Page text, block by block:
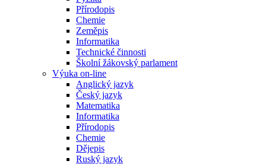
Přírodopis
Chemie
Zeměpis
Informatika
Technické činnosti
Školní žákovský parlament
Výuka on-line
Anglický jazyk
Český jazyk
Matematika
Informatika
Přírodopis
Chemie
Dějepis
Ruský jazyk